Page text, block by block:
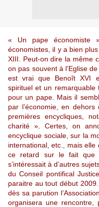
« Un pape économiste
économistes, il y a bien
XIII. Peut-on dire la même
on pas souvent à l’Eglise
est vrai que Benoît XVI
spirituel et un remarquable
pour un pape. Mais il
par l’économie, en
premières encycliques,
charité ». Certes, on
encyclique sociale, sur la
international, etc., mais
ce retard sur le fait que
s’intéressait à d’autres
du Conseil pontifical
paraitre au tout début
dès sa parution
organisera une rencontre,